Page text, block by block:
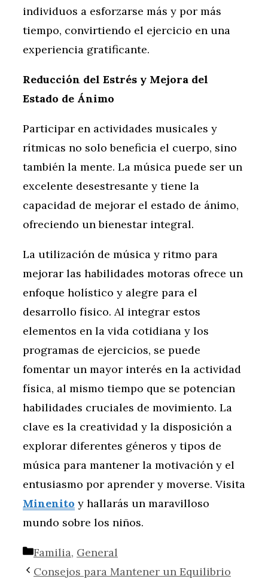
individuos a esforzarse más y por más
tiempo, convirtiendo el ejercicio en una
experiencia gratificante.
Reducción del Estrés y Mejora del
Estado de Ánimo
Participar en actividades musicales y
rítmicas no solo beneficia el cuerpo, sino
también la mente. La música puede ser un
excelente desestresante y tiene la
capacidad de mejorar el estado de ánimo,
ofreciendo un bienestar integral.
La utilización de música y ritmo para
mejorar las habilidades motoras ofrece un
enfoque holístico y alegre para el
desarrollo físico. Al integrar estos
elementos en la vida cotidiana y los
programas de ejercicios, se puede
fomentar un mayor interés en la actividad
física, al mismo tiempo que se potencian
habilidades cruciales de movimiento. La
clave es la creatividad y la disposición a
explorar diferentes géneros y tipos de
música para mantener la motivación y el
entusiasmo por aprender y moverse. Visita
Minenito y hallarás un maravilloso
mundo sobre los niños.
Categorías
Familia, General
Consejos para Mantener un Equilibrio